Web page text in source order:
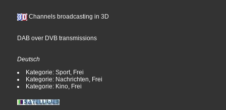
Channels broadcasting in 3D
DAB over DVB transmissions
Deutsch
Kategorie: Sport, Frei
Kategorie: Nachrichten, Frei
Kategorie: Kino, Frei